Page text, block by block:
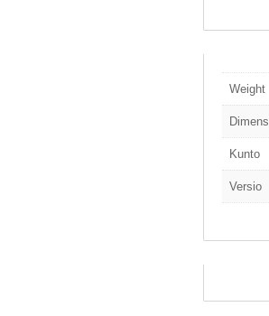
Weight
Kunto
Versio